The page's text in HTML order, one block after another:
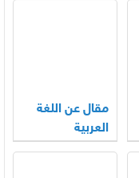
مقال عن اللغة
العربية